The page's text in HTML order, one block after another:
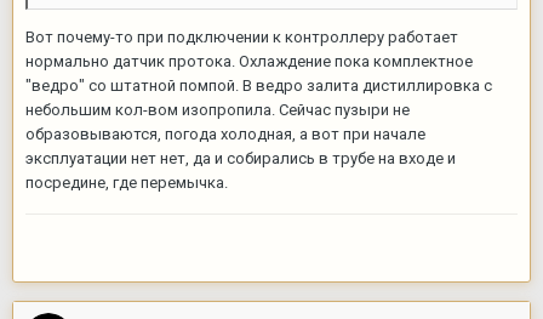
Вот почему-то при подключении к контроллеру работает
нормально датчик протока. Охлаждение пока комплектное
"ведро" со штатной помпой. В ведро залита дистиллировка с
небольшим кол-вом изопропила. Сейчас пузыри не
образовываются, погода холодная, а вот при начале
эксплуатации нет нет, да и собирались в трубе на входе и
посредине, где перемычка.